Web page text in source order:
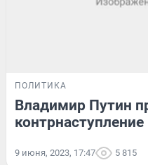
ПОЛИТИКА
Владимир Путин
9 июня, 2023, 17:47 5 815